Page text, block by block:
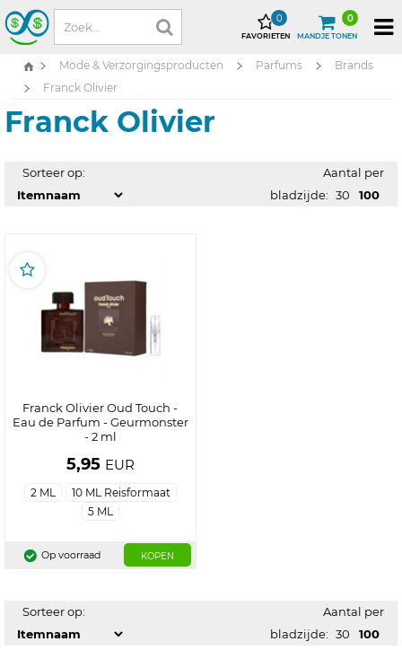
FAVORIETEN
0
MANDJE TONEN
0
Mode & Verzorgingsproducten Parfums
Brands
Franck Olivier
Franck Olivier
Sorteer op:
Aantal per
bladzijde: 30 100
Franck Olivier Oud Touch -
Eau de Parfum - Geurmonster
- 2 ml
5,95 EUR
2 ML
10 ML Reisformaat
5 ML
Op voorraad KOPEN
Sorteer op:
Aantal per
bladzijde: 30 100